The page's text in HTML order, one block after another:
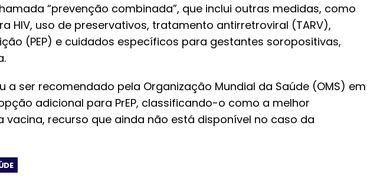
“prevenção combinada”, que inclui outras medidas, como
HIV, uso de preservativos, tratamento antirretroviral (TARV),
(PEP) e cuidados específicos para gestantes soropositivas,
a ser recomendado pela Organização Mundial da Saúde (OMS) em
adicional para PrEP, classificando-o como a melhor
vacina, recurso que ainda não está disponível no caso da